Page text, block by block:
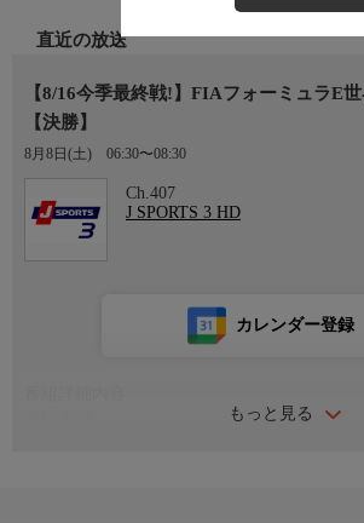
直近の放送
【8/16今季最終戦!】FIAフォーミュラE
【決勝】
8月8日(土) 06:30〜08:30
Ch.407
J SPORTS 3 HD
もっと見る
カレンダー登録